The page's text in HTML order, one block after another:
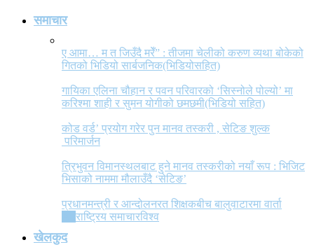
समाचार
ए आमा… म त जिउँदै मरेँ” : तीजमा चेलीको करुण व्यथा बोकेको
गितको भिडियो सार्बजनिक(भिडियोसहित)
गायिका एलिना चौहान र पवन परिवारको ‘सिस्नोले पोल्यो’ मा
करिश्मा शाही र सुमन योगीको छमछमी(भिडियो सहित)
कोड वर्ड’ प्रयोग गरेर पुन मानव तस्करी , सेटिङ शुल्क
परिमार्जन
त्रिभुवन विमानस्थलबाट हुने मानव तस्करीको नयाँ रूप : भिजिट
भिसाको नाममा मौलाउँदै ‘सेटिङ’
प्रधानमन्त्री र आन्दोलनरत शिक्षकबीच बालुवाटारमा वार्ता
राष्ट्रिय समाचारविश्व
खेलकुद